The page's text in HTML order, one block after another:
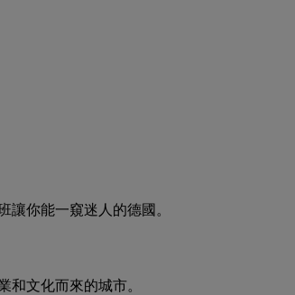
讓你能一窺迷人的德國。
和文化而來的城市。